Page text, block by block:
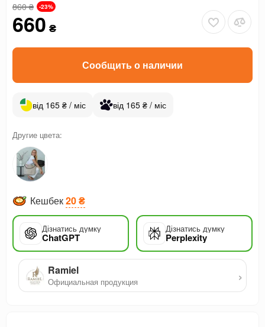
860₴ -23%
660 ₴
Сообщить о наличии
від 165 ₴ / міс від 165 ₴ / міс
Другие цвета:
Кешбек20 ₴
Дізнатись думку
ChatGPT
Дізнатись думку
Perplexity
Ramiel
Официальная продукция ›